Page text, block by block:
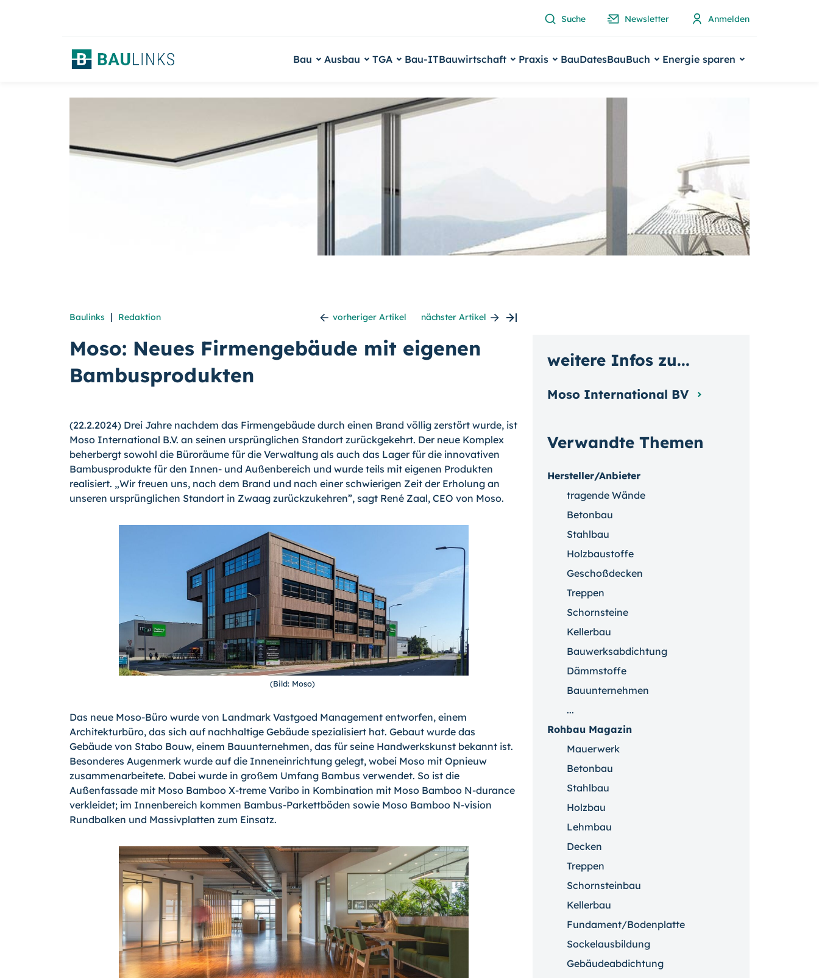
Suche Newsletter Anmelden
Bau Ausbau TGA Bau-ITBauwirtschaft Praxis BauDatesBauBuch Energie sparen
Baulinks | Redaktion vorheriger Artikel nächster Artikel
Moso: Neues Firmengebäude mit eigenen
Bambusprodukten
(22.2.2024) Drei Jahre nachdem das Firmengebäude durch einen Brand völlig zerstört wurde, ist
Moso International B.V. an seinen ursprünglichen Standort zurückgekehrt. Der neue Komplex
beherbergt sowohl die Büroräume für die Verwaltung als auch das Lager für die innovativen
Bambusprodukte für den Innen- und Außenbereich und wurde teils mit eigenen Produkten
realisiert. „Wir freuen uns, nach dem Brand und nach einer schwierigen Zeit der Erholung an
unseren ursprünglichen Standort in Zwaag zurückzukehren”, sagt René Zaal, CEO von Moso.
(Bild: Moso)
Das neue Moso-Büro wurde von Landmark Vastgoed Management entworfen, einem
Architekturbüro, das sich auf nachhaltige Gebäude spezialisiert hat. Gebaut wurde das
Gebäude von Stabo Bouw, einem Bauunternehmen, das für seine Handwerkskunst bekannt ist.
Besonderes Augenmerk wurde auf die Inneneinrichtung gelegt, wobei Moso mit Opnieuw
zusammenarbeitete. Dabei wurde in großem Umfang Bambus verwendet. So ist die
Außenfassade mit Moso Bamboo X-treme Varibo in Kombination mit Moso Bamboo N-durance
verkleidet; im Innenbereich kommen Bambus-Parkettböden sowie Moso Bamboo N-vision
Rundbalken und Massivplatten zum Einsatz.
Verwandte Themen
Hersteller/Anbieter
tragende Wände
Betonbau
Stahlbau
Holzbaustoffe
Geschoßdecken
Treppen
Schornsteine
Kellerbau
Bauwerksabdichtung
Dämmstoffe
Bauunternehmen
...
Rohbau Magazin
Mauerwerk
Betonbau
Stahlbau
Holzbau
Lehmbau
Decken
Treppen
Schornsteinbau
Kellerbau
Fundament/Bodenplatte
Sockelausbildung
Gebäudeabdichtung
weitere Infos zu...
Moso International BV